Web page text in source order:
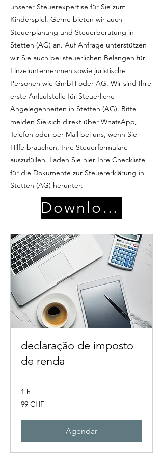
unserer Steuerexpertise für Sie zum
Kinderspiel. Gerne bieten wir auch
Steuerplanung und Steuerberatung in
Stetten (AG) an. Auf Anfrage unterstützen
wir Sie auch bei steuerlichen Belangen für
Einzelunternehmen sowie juristische
Personen wie GmbH oder AG. Wir sind Ihre
erste Anlaufstelle für Steuerliche
Angelegenheiten in Stetten (AG). Bitte
melden Sie sich direkt über WhatsApp,
Telefon oder per Mail bei uns, wenn Sie
Hilfe brauchen, Ihre Steuerformulare
auszufüllen. Laden Sie hier Ihre Checkliste
für die Dokumente zur Steuererklärung in
Stetten (AG) herunter:
Download
declaração de imposto
de renda
1 h
99
francos
99 CHF
Agendar